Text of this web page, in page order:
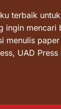
terbaik
UAD Press